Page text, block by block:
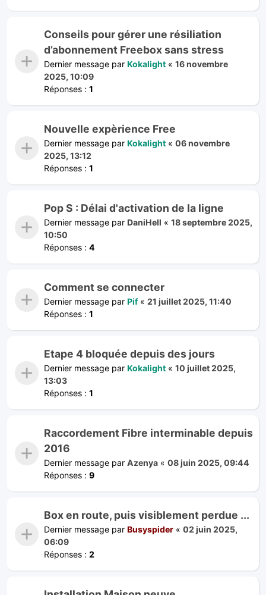
Conseils pour gérer une résiliation
d’abonnement Freebox sans stress
Dernier message par Kokalight « 16 novembre
2025, 10:09
Réponses : 1
Nouvelle expèrience Free
Dernier message par Kokalight « 06 novembre
2025, 13:12
Réponses : 1
Pop S : Délai d'activation de la ligne
Dernier message par DaniHell « 18 septembre 2025,
10:50
Réponses : 4
Comment se connecter
Dernier message par Pif« 21 juillet 2025, 11:40
Réponses : 1
Etape 4 bloquée depuis des jours
Dernier message par Kokalight « 10 juillet 2025,
13:03
Réponses : 1
Raccordement Fibre interminable depuis
2016
Dernier message par Azenya « 08 juin 2025, 09:44
Réponses : 9
Box en route, puis visiblement perdue ...
Dernier message par Busyspider « 02 juin 2025,
06:09
Réponses : 2